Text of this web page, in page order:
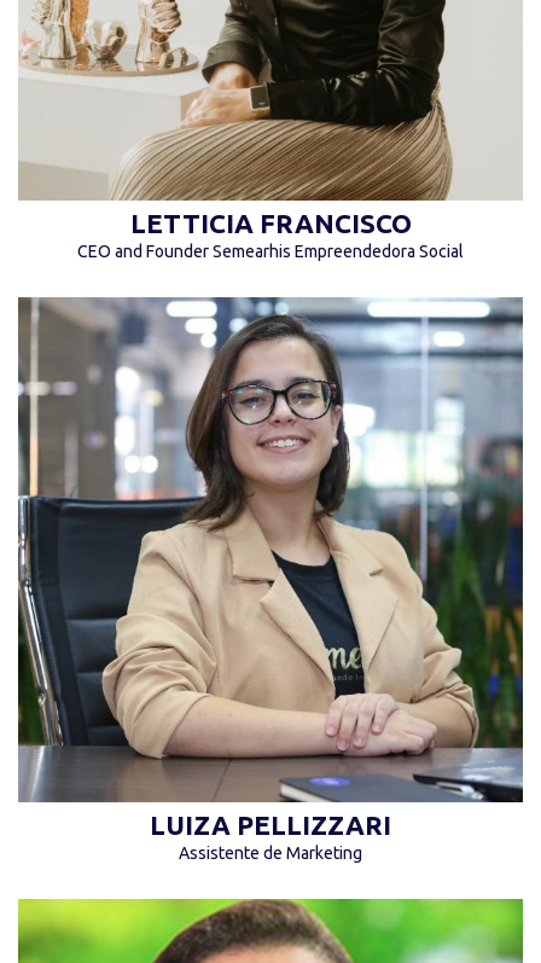
LETTICIA FRANCISCO
CEO and Founder Semearhis Empreendedora Social
“Não se compare com outras pessoas
diferentes de você, ser você é o mais
importante.” (Luiza Pellizzari)
LUIZA PELLIZZARI
Assistente de Marketing